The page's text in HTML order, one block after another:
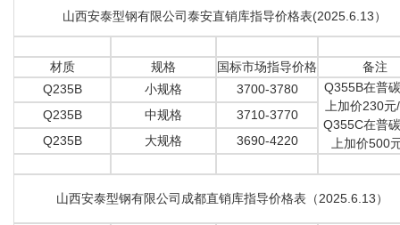
山西安泰型钢有限公司泰安直销库指导价格表(2025.6.13）
材质 规格 国标市场指导价格
备注
Q235B
小规格 3700-3780
Q355B在普
上加价230
Q355C在普
上加价500
Q235B 中规格
3710-3770
Q235B
大规格 3690-4220
山西安泰型钢有限公司成都直销库指导价格表（2025.6.13）